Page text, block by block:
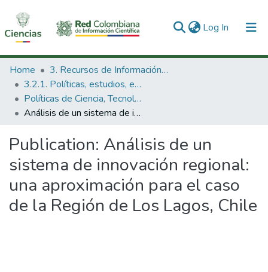
Log In (current)
Communities & Collections
All of DSpace
Statistics
Home
3. Recursos de Información Científica y Tecnológica
3.2.1. Políticas, estudios, evaluaciones e indicadores de CTeI
Políticas de Ciencia, Tecnología e Innovación
Análisis de un sistema de innovación regional: una aproximación para el caso de la Región de Los Lagos, Chile
Publication: Análisis de un
sistema de innovación regional:
una aproximación para el caso
de la Región de Los Lagos, Chile